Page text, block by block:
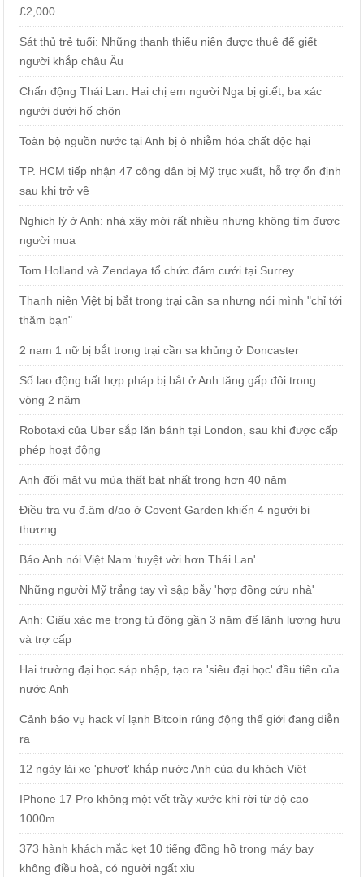
£2,000
Sát thủ trẻ tuổi: Những thanh thiếu niên được thuê để giết
người khắp châu Âu
Chấn động Thái Lan: Hai chị em người Nga bị gi.ết, ba xác
người dưới hố chôn
Toàn bộ nguồn nước tại Anh bị ô nhiễm hóa chất độc hại
TP. HCM tiếp nhận 47 công dân bị Mỹ trục xuất, hỗ trợ ổn định
sau khi trở về
Nghịch lý ở Anh: nhà xây mới rất nhiều nhưng không tìm được
người mua
Tom Holland và Zendaya tổ chức đám cưới tại Surrey
Thanh niên Việt bị bắt trong trại cần sa nhưng nói mình "chỉ tới
thăm bạn"
2 nam 1 nữ bị bắt trong trại cần sa khủng ở Doncaster
Số lao động bất hợp pháp bị bắt ở Anh tăng gấp đôi trong
vòng 2 năm
Robotaxi của Uber sắp lăn bánh tại London, sau khi được cấp
phép hoạt động
Anh đối mặt vụ mùa thất bát nhất trong hơn 40 năm
Điều tra vụ đ.âm d/ao ở Covent Garden khiến 4 người bị
thương
Báo Anh nói Việt Nam 'tuyệt vời hơn Thái Lan'
Những người Mỹ trắng tay vì sập bẫy 'hợp đồng cứu nhà'
Anh: Giấu xác mẹ trong tủ đông gần 3 năm để lãnh lương hưu
và trợ cấp
Hai trường đại học sáp nhập, tạo ra 'siêu đại học' đầu tiên của
nước Anh
Cảnh báo vụ hack ví lạnh Bitcoin rúng động thế giới đang diễn
ra
12 ngày lái xe 'phượt' khắp nước Anh của du khách Việt
IPhone 17 Pro không một vết trầy xước khi rời từ độ cao
1000m
373 hành khách mắc kẹt 10 tiếng đồng hồ trong máy bay
không điều hoà, có người ngất xỉu